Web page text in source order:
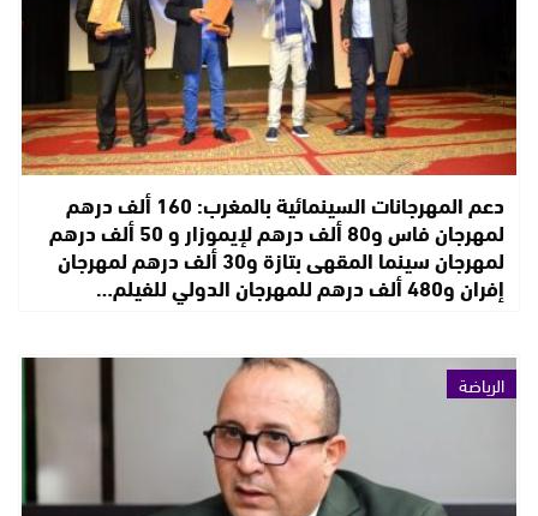
دعم المهرجانات السينمائية بالمغرب: 160 ألف درهم
لمهرجان فاس و80 ألف درهم لإيموزار و 50 ألف درهم
لمهرجان سينما المقهى بتازة و30 ألف درهم لمهرجان
إفران و480 ألف درهم للمهرجان الدولي للفيلم…
الرياضة